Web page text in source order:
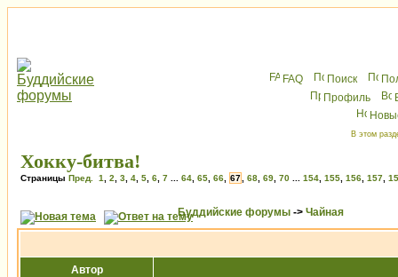
FAQ Поиск
Профиль
В этом
Хокку-битва!
Страницы Пред. 1 2 3 4 5 6 7 64 65 66 67 68 69 70 154 155 156 157
Буддийские форумы -> Чайная
Автор